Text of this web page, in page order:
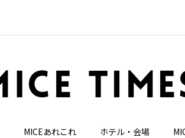
MICEあれこれ ホテル・会場